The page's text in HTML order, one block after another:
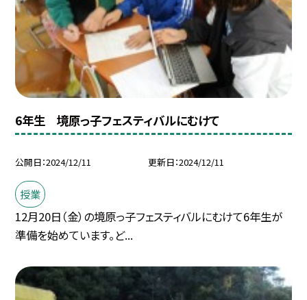
6年生 境原っ子フェスティバルにむけて
公開日 2024/12/11 更新日 2024/12/11
授業
12月20日（金）の境原っ子フェスティバルにむけて6年生が
準備を始めています。ど...